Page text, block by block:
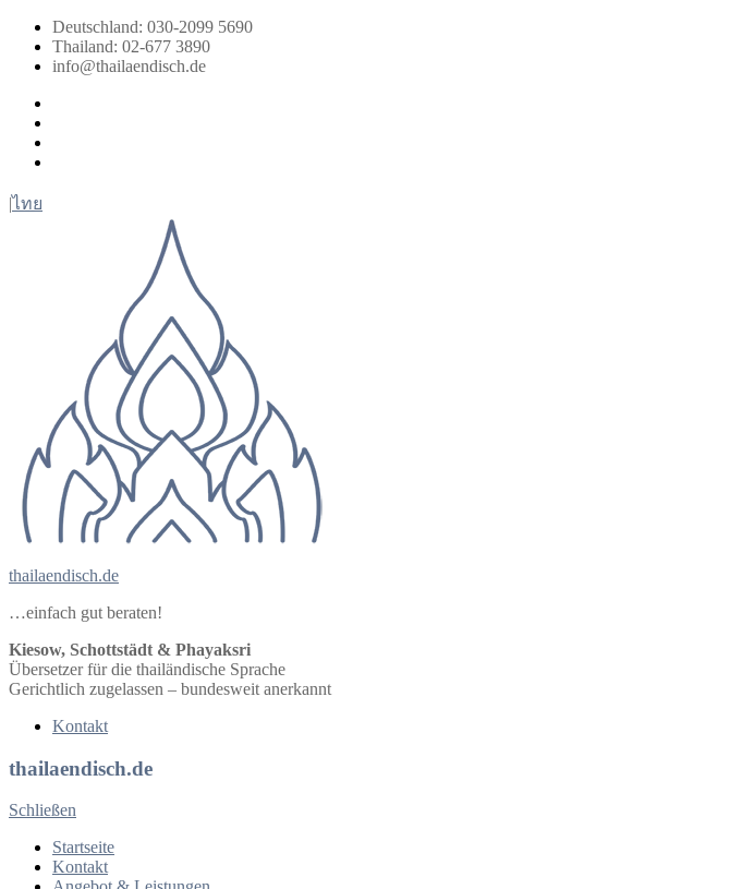
Zum
Inhalt
springen
Deutschland: 030-2099 5690
Thailand: 02-677 3890
info@thailaendisch.de
|ไทย
thailaendisch.de
…einfach gut beraten!
Kiesow, Schottstädt & Phayaksri
Übersetzer für die thailändische Sprache
Gerichtlich zugelassen – bundesweit anerkannt
Kontakt
thailaendisch.de
Schließen
Startseite
Kontakt